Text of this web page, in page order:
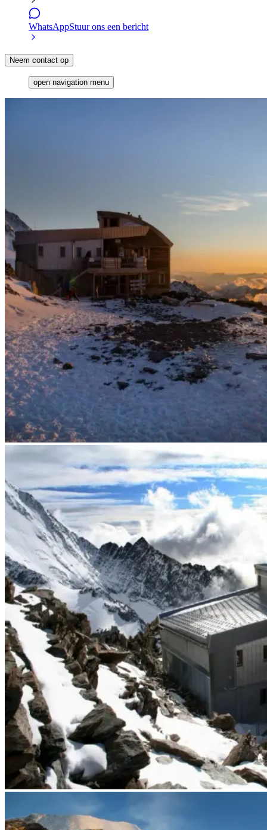
WhatsAppStuur ons een bericht
Neem contact op
open navigation menu